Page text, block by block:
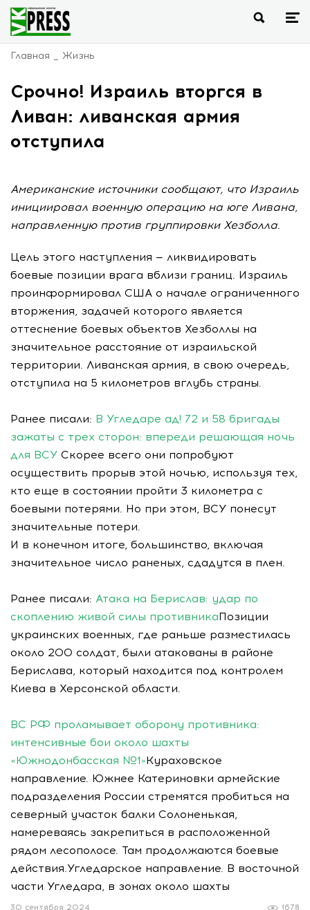
Главная Жизнь
Срочно! Израиль вторгся в
Ливан: ливанская армия
отступила
Американские источники сообщают, что Израиль
инициировал военную операцию на юге Ливана,
направленную против группировки Хезболла.
Цель этого наступления — ликвидировать
боевые позиции врага вблизи границ. Израиль
проинформировал США о начале ограниченного
вторжения, задачей которого является
оттеснение боевых объектов Хезболлы на
значительное расстояние от израильской
территории. Ливанская армия, в свою очередь,
отступила на 5 километров вглубь страны.
Ранее писали: В Угледаре ад! 72 и 58 бригады
зажаты с трех сторон: впереди решающая ночь
для ВСУ Скорее всего они попробуют
осуществить прорыв этой ночью, используя тех,
кто еще в состоянии пройти 3 километра с
боевыми потерями. Но при этом, ВСУ понесут
значительные потери.
И в конечном итоге, большинство, включая
значительное число раненых, сдадутся в плен.
Ранее писали: Атака на Берислав: удар по
скоплению живой силы противникаПозиции
украинских военных, где раньше разместилась
около 200 солдат, были атакованы в районе
Берислава, который находится под контролем
Киева в Херсонской области.
ВС РФ проламывает оборону противника:
интенсивные бои около шахты
«Южнодонбасская №1»Кураховское
направление. Южнее Катериновки армейские
подразделения России стремятся пробиться на
северный участок балки Солоненькая,
намереваясь закрепиться в расположенной
рядом лесополосе. Там продолжаются боевые
действия.Угледарское направление. В восточной
части Угледара, в зонах около шахты
1678
30 сентября 2024